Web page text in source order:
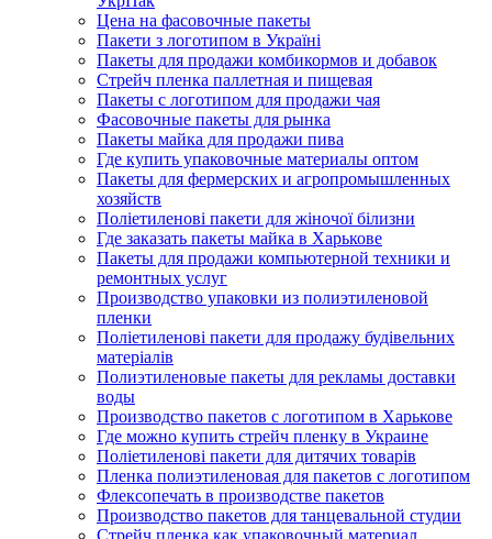
Цена на фасовочные пакеты
Пакети з логотипом в Україні
Пакеты для продажи комбикормов и добавок
Стрейч пленка паллетная и пищевая
Пакеты с логотипом для продажи чая
Фасовочные пакеты для рынка
Пакеты майка для продажи пива
Где купить упаковочные материалы оптом
Пакеты для фермерских и агропромышленных
хозяйств
Поліетиленові пакети для жіночої білизни
Где заказать пакеты майка в Харькове
Пакеты для продажи компьютерной техники и
ремонтных услуг
Производство упаковки из полиэтиленовой
пленки
Поліетиленові пакети для продажу будівельних
матеріалів
Полиэтиленовые пакеты для рекламы доставки
воды
Производство пакетов с логотипом в Харькове
Где можно купить стрейч пленку в Украине
Поліетиленові пакети для дитячих товарів
Пленка полиэтиленовая для пакетов с логотипом
Флексопечать в производстве пакетов
Производство пакетов для танцевальной студии
Стрейч пленка как упаковочный материал